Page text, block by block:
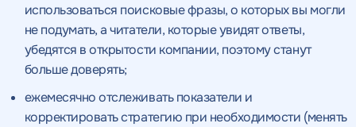
использоваться поисковые фразы, о которых вы могли
не подумать, а читатели, которые увидят ответы,
убедятся в открытости компании, поэтому станут
больше доверять;
ежемесячно отслеживать показатели и
корректировать стратегию при необходимости (менять